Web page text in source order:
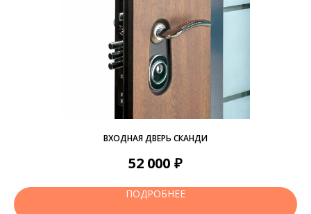
ВХОДНАЯ ДВЕРЬ СКАНДИ
52 000 ₽
ПОДРОБНЕЕ